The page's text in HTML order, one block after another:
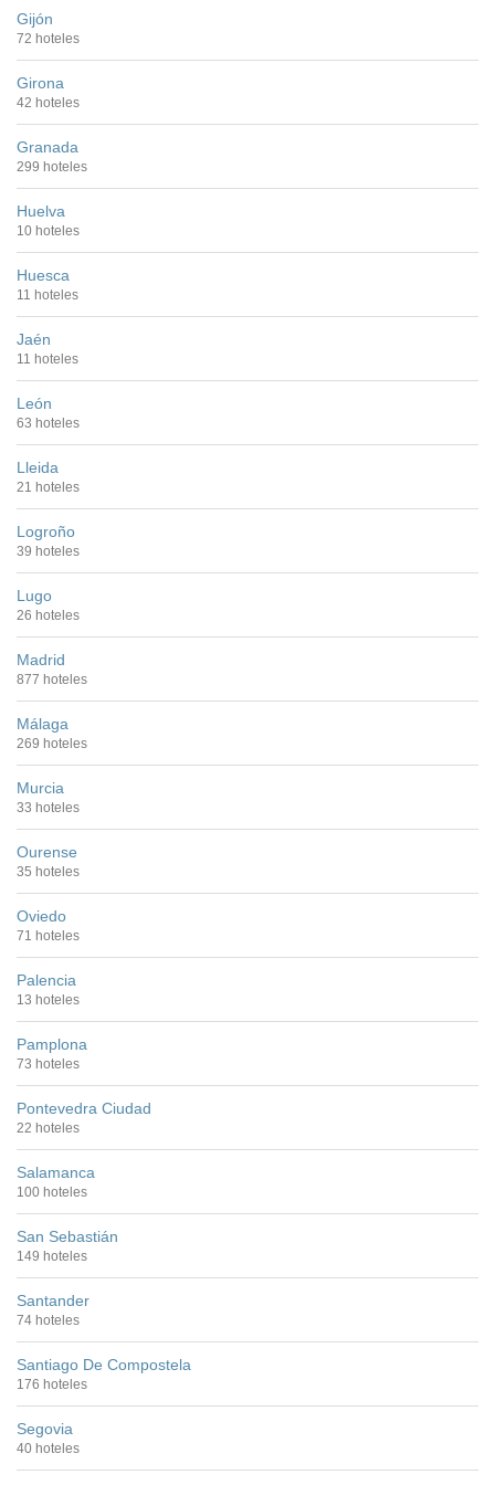
Gijón
72 hoteles
Girona
42 hoteles
Granada
299 hoteles
Huelva
10 hoteles
Huesca
11 hoteles
Jaén
11 hoteles
León
63 hoteles
Lleida
21 hoteles
Logroño
39 hoteles
Lugo
26 hoteles
Madrid
877 hoteles
Málaga
269 hoteles
Murcia
33 hoteles
Ourense
35 hoteles
Oviedo
71 hoteles
Palencia
13 hoteles
Pamplona
73 hoteles
Pontevedra Ciudad
22 hoteles
Salamanca
100 hoteles
San Sebastián
149 hoteles
Santander
74 hoteles
Santiago De Compostela
176 hoteles
Segovia
40 hoteles